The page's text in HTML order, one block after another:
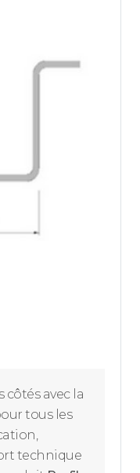
côtés avec la
tous les
technique